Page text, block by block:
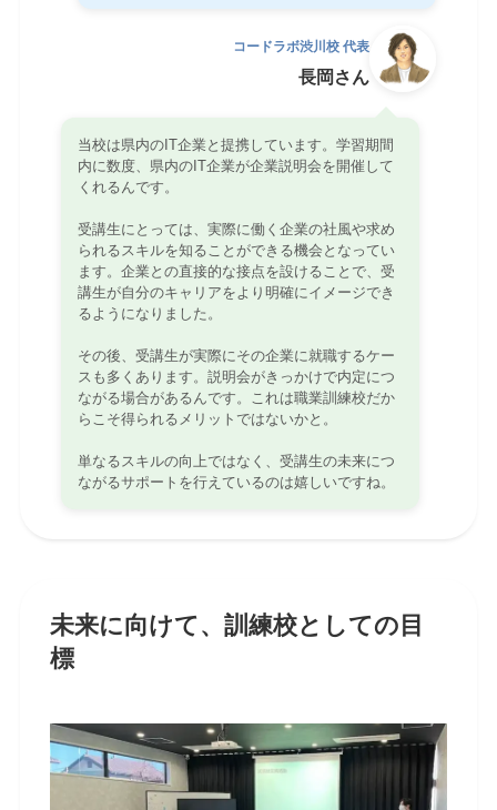
コードラボ渋川校 代表
長岡さん
当校は県内のIT企業と提携しています。学習期間
内に数度、県内のIT企業が企業説明会を開催して
くれるんです。
受講生にとっては、実際に働く企業の社風や求め
られるスキルを知ることができる機会となってい
ます。企業との直接的な接点を設けることで、受
講生が自分のキャリアをより明確にイメージでき
るようになりました。
その後、受講生が実際にその企業に就職するケー
スも多くあります。説明会がきっかけで内定につ
ながる場合があるんです。これは職業訓練校だか
らこそ得られるメリットではないかと。
単なるスキルの向上ではなく、受講生の未来につ
ながるサポートを行えているのは嬉しいですね。
未来に向けて、訓練校としての目
標